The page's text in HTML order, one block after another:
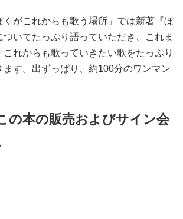
くがこれからも歌う場所」では新著『ぼ
ついてたっぷり語っていただき、これま
れからも歌っていきたい歌をたっぷり
ます。出ずっぱり、約100分のワンマン
の本の販売およびサイン会